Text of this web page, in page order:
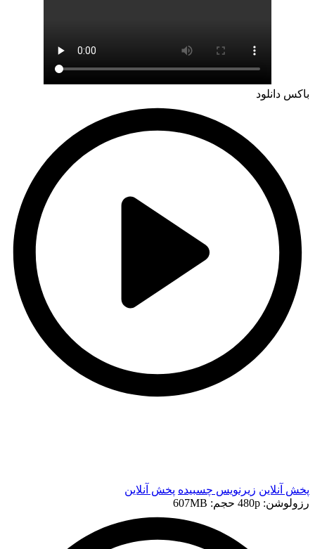
باکس دانلود
پخش آنلاین زیرنویس چسبیده پخش آنلاین
رزولوشن: 480p
حجم: 607MB